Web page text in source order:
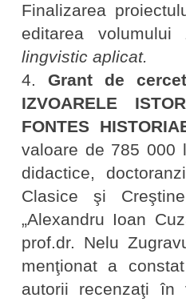
Finalizarea
editarea volumului
lingvistic aplicat.
Grant de
IZVOARELE
FONTES
valoare de 785 000
didactice,
Clasice şi
„Alexandru Ioan
prof.dr. Nelu
menţionat a
autorii recenzaţi